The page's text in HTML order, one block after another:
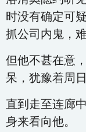
时没有确定可
抓公司内鬼，
但他不甚在意
呆，犹豫着周
直到走至连廊
身来看向他。